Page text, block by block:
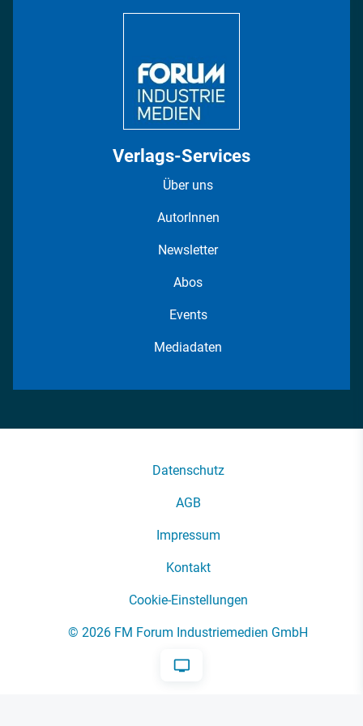
Verlags-Services
Über uns
AutorInnen
Newsletter
Abos
Events
Mediadaten
Datenschutz
AGB
Impressum
Kontakt
Cookie-Einstellungen
© 2026 FM Forum Industriemedien GmbH